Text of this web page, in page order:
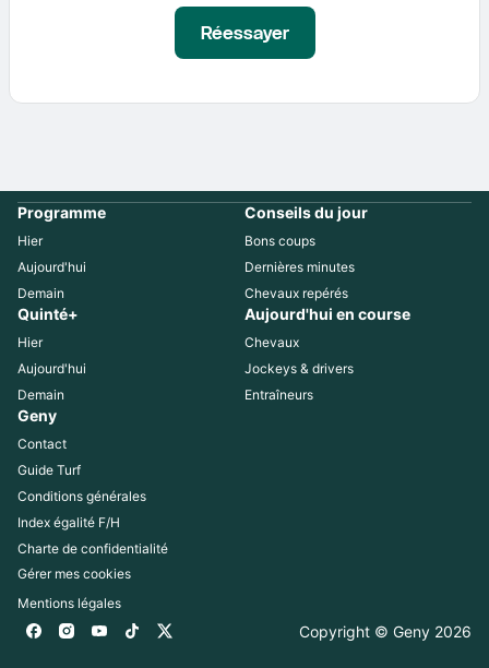
Réessayer
Programme
Hier
Aujourd'hui
Demain
Conseils du jour
Bons coups
Dernières minutes
Chevaux repérés
Quinté+
Hier
Aujourd'hui
Demain
Aujourd'hui en course
Chevaux
Jockeys & drivers
Entraîneurs
Geny
Contact
Guide Turf
Conditions générales
Index égalité F/H
Charte de confidentialité
Gérer mes cookies
Mentions légales
Copyright © Geny 2026